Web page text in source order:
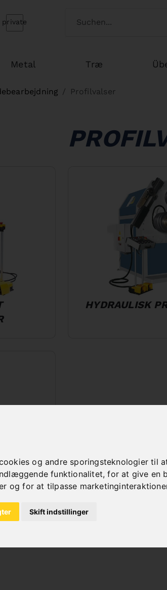
og andre sporingsteknologier
funktionalitet,for at give en
og for at tilpasse
Skift indstillinger
Home Switch customertype
private
Metal Træ
Profilvalser
HYDRAULISK